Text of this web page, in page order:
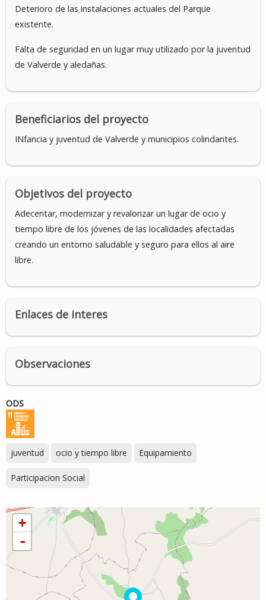
Deterioro de las instalaciones actuales del Parque
existente.
Falta de seguridad en un lugar muy utilizado por la juventud
de Valverde y aledañas.
Beneficiarios del proyecto
INfancia y juventud de Valverde y municipios colindantes.
Objetivos del proyecto
Adecentar, modernizar y revalorizar un lugar de ocio y
tiempo libre de los jóvenes de las localidades afectadas
creando un entorno saludable y seguro para ellos al aire
libre.
Enlaces de interes
Observaciones
ODS
juventud ocio y tiempo libre Equipamiento
Participacion Social
+
-